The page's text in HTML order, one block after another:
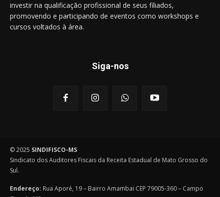
investir na qualificação profissional de seus filiados,
promovendo e participando de eventos como workshops e
cursos voltados à área.
Siga-nos
© 2025 SINDIFISCO-MS
Sindicato dos Auditores Fiscais da Receita Estadual de Mato Grosso do
Sul.
Endereço: Rua Aporé, 19 – Bairro Amambai CEP 79005-360 – Campo